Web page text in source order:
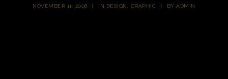
NOVEMBER 11, 2008 | IN DESIGN GRAPHIC | BYADMIN